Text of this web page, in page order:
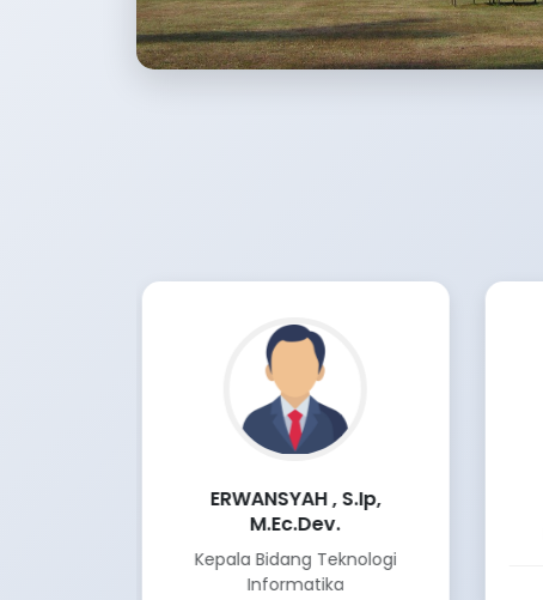
ERWANSYAH , S.Ip,
M.Ec.Dev.
Kepala Bidang Teknologi
Informatika